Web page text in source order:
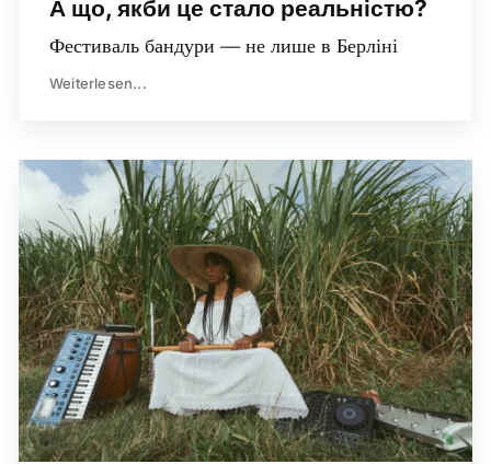
А що, якби це стало реальністю?
Фестиваль бандури — не лише в Берліні
Weiterlesen...